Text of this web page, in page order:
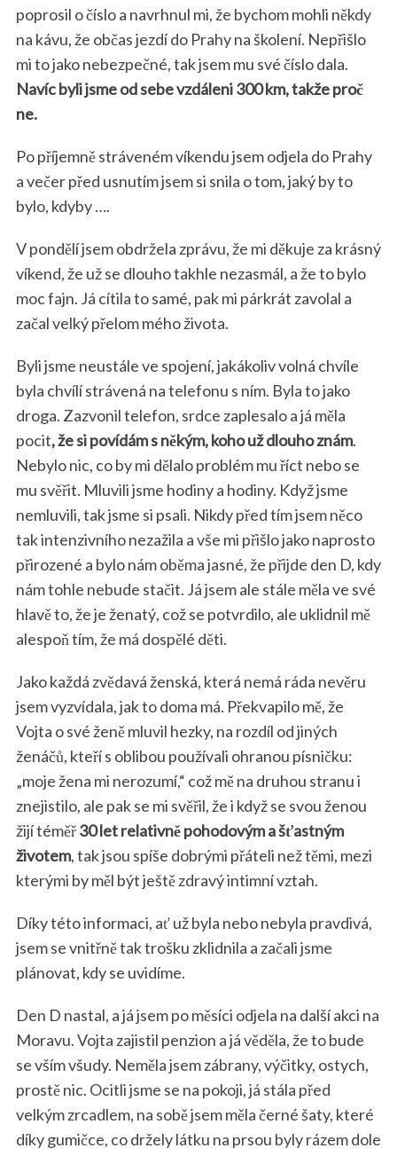
poprosil o číslo a navrhnul mi, že bychom mohli někdy
na kávu, že občas jezdí do Prahy na školení. Nepřišlo
mi to jako nebezpečné, tak jsem mu své číslo dala.
Navíc byli jsme od sebe vzdáleni 300 km, takže proč
ne.
Po příjemně stráveném víkendu jsem odjela do Prahy
a večer před usnutím jsem si snila o tom, jaký by to
bylo, kdyby ….
V pondělí jsem obdržela zprávu, že mi děkuje za krásný
víkend, že už se dlouho takhle nezasmál, a že to bylo
moc fajn. Já cítila to samé, pak mi párkrát zavolal a
začal velký přelom mého života.
Byli jsme neustále ve spojení, jakákoliv volná chvíle
byla chvílí strávená na telefonu s ním. Byla to jako
droga. Zazvonil telefon, srdce zaplesalo a já měla
pocit, že si povídám s někým, koho už dlouho znám.
Nebylo nic, co by mi dělalo problém mu říct nebo se
mu svěřit. Mluvili jsme hodiny a hodiny. Když jsme
nemluvili, tak jsme si psali. Nikdy před tím jsem něco
tak intenzivního nezažila a vše mi přišlo jako naprosto
přirozené a bylo nám oběma jasné, že přijde den D, kdy
nám tohle nebude stačit. Já jsem ale stále měla ve své
hlavě to, že je ženatý, což se potvrdilo, ale uklidnil mě
alespoň tím, že má dospělé děti.
Jako každá zvědavá ženská, která nemá ráda nevěru
jsem vyzvídala, jak to doma má. Překvapilo mě, že
Vojta o své ženě mluvil hezky, na rozdíl od jiných
ženáčů, kteří s oblibou používali ohranou písničku:
„moje žena mi nerozumí,“ což mě na druhou stranu i
znejistilo, ale pak se mi svěřil, že i když se svou ženou
žijí téměř30 let relativně pohodovým a šťastným
životem, tak jsou spíše dobrými přáteli než těmi, mezi
kterými by měl být ještě zdravý intimní vztah.
Díky této informaci, ať už byla nebo nebyla pravdivá,
jsem se vnitřně tak trošku zklidnila a začali jsme
plánovat, kdy se uvidíme.
Den D nastal, a já jsem po měsíci odjela na další akci na
Moravu. Vojta zajistil penzion a já věděla, že to bude
se vším všudy. Neměla jsem zábrany, výčitky, ostych,
prostě nic. Ocitli jsme se na pokoji, já stála před
velkým zrcadlem, na sobě jsem měla černé šaty, které
díky gumičce, co držely látku na prsou byly rázem dole